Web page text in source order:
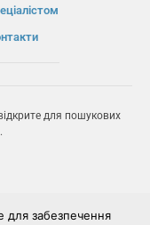
для пошукових
.
для забезпечення